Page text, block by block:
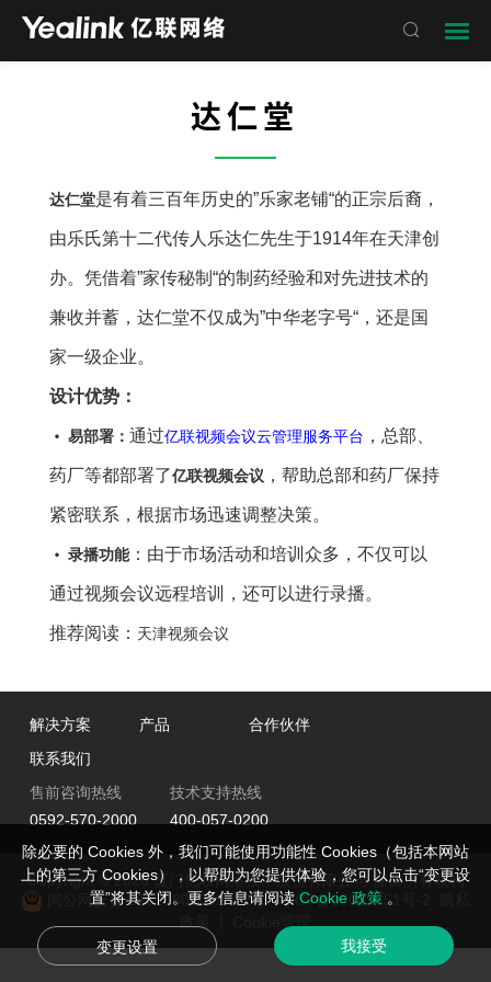

达仁堂
——
达仁堂是有着三百年历史的”乐家老铺“的正宗后裔，
由乐氏第十二代传人乐达仁先生于1914年在天津创
办。凭借着”家传秘制“的制药经验和对先进技术的
兼收并蓄，达仁堂不仅成为”中华老字号“，还是国
家一级企业。
设计优势：
• 易部署： 通过亿联视频会议云管理服务平台 ，总部、
药厂等都部署了亿联视频会议 ，帮助总部和药厂保持
紧密联系，根据市场迅速调整决策。
• 录播功能：由于市场活动和培训众多，不仅可以
通过视频会议远程培训，还可以进行录播。
推荐阅读： 天津视频会议
解决方案 产品
合作伙伴
联系我们
售前咨询热线
0592-570-2000
技术支持热线
400-057-0200
Copyright © 2026 厦门亿联网络技术股份有限公司 保留所有权利
闽公网安备 35020602002422号 闽ICP备05019651号-2
除必要的 Cookies 外，我们可能使用功能性 Cookies（包括本网站
上的第三方 Cookies），以帮助为您提供体验，您可以点击“变更设
置”将其关闭。更多信息请阅读 Cookie 政策 。
变更设置 我接受